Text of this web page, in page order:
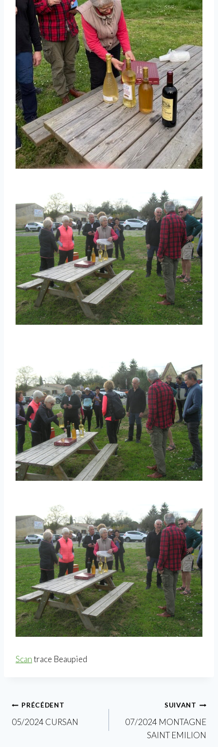
Scantrace Beaupied
Navigation
de
PRÉCÉDENT
05/2024 CURSAN
SUIVANT
07/2024 MONTAGNE
SAINT EMILION